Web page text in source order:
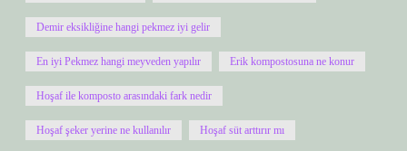
Demir eksikliğine hangi pekmez iyi gelir
En iyi Pekmez hangi meyveden yapılır Erik kompostosuna ne konur
Hoşaf ile komposto arasındaki fark nedir
Hoşaf şeker yerine ne kullanılır Hoşaf süt arttırır mı